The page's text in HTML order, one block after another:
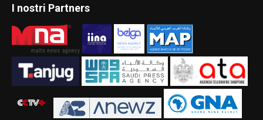
I nostri Partners